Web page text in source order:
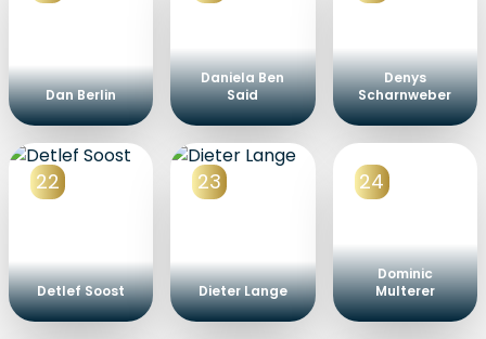
Dan Berlin
Daniela Ben
Said
Denys
Scharnweber
22
Detlef Soost
23
Dieter Lange
24
Dominic
Multerer